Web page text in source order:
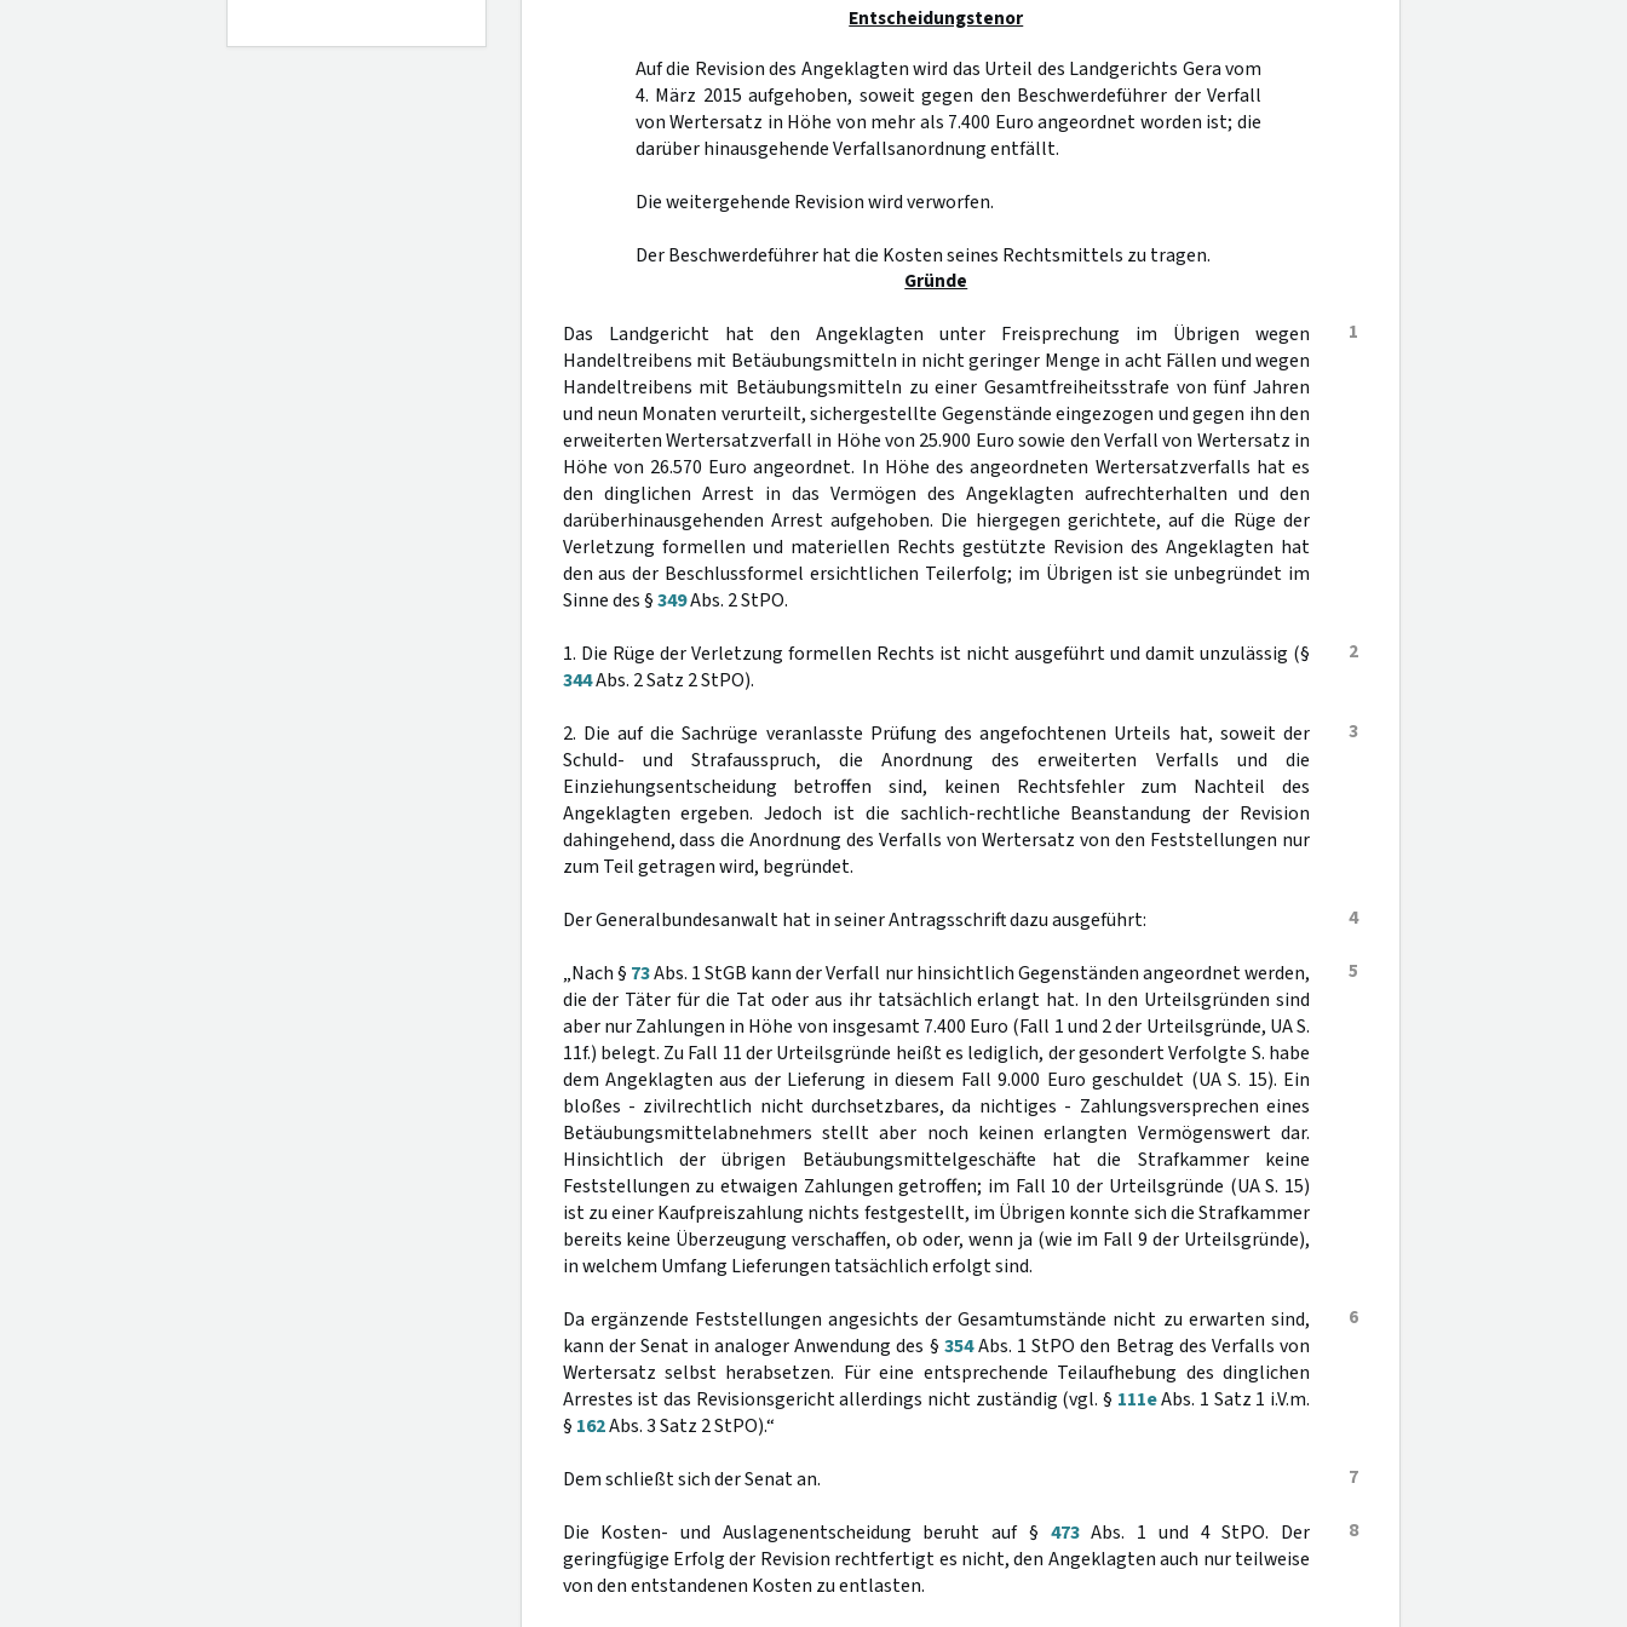
Entscheidungstenor
Auf die Revision des Angeklagten wird das Urteil des Landgerichts Gera vom
4. März 2015 aufgehoben, soweit gegen den Beschwerdeführer der Verfall
von Wertersatz in Höhe von mehr als 7.400 Euro angeordnet worden ist; die
darüber hinausgehende Verfallsanordnung entfällt.
Die weitergehende Revision wird verworfen.
Der Beschwerdeführer hat die Kosten seines Rechtsmittels zu tragen.
Gründe
1
Das Landgericht hat den Angeklagten unter Freisprechung im Übrigen wegen
Handeltreibens mit Betäubungsmitteln in nicht geringer Menge in acht Fällen und wegen
Handeltreibens mit Betäubungsmitteln zu einer Gesamtfreiheitsstrafe von fünf Jahren
und neun Monaten verurteilt, sichergestellte Gegenstände eingezogen und gegen ihn den
erweiterten Wertersatzverfall in Höhe von 25.900 Euro sowie den Verfall von Wertersatz in
Höhe von 26.570 Euro angeordnet. In Höhe des angeordneten Wertersatzverfalls hat es
den dinglichen Arrest in das Vermögen des Angeklagten aufrechterhalten und den
darüberhinausgehenden Arrest aufgehoben. Die hiergegen gerichtete, auf die Rüge der
Verletzung formellen und materiellen Rechts gestützte Revision des Angeklagten hat
den aus der Beschlussformel ersichtlichen Teilerfolg; im Übrigen ist sie unbegründet im
Sinne des §349Abs. 2 StPO.
2
1. Die Rüge der Verletzung formellen Rechts ist nicht ausgeführt und damit unzulässig (§
344Abs. 2 Satz 2 StPO).
3
2. Die auf die Sachrüge veranlasste Prüfung des angefochtenen Urteils hat, soweit der
Schuld- und Strafausspruch, die Anordnung des erweiterten Verfalls und die
Einziehungsentscheidung betroffen sind, keinen Rechtsfehler zum Nachteil des
Angeklagten ergeben. Jedoch ist die sachlich-rechtliche Beanstandung der Revision
dahingehend, dass die Anordnung des Verfalls von Wertersatz von den Feststellungen nur
zum Teil getragen wird, begründet.
4
Der Generalbundesanwalt hat in seiner Antragsschrift dazu ausgeführt:
5
„Nach § 73Abs. 1 StGB kann der Verfall nur hinsichtlich Gegenständen angeordnet werden,
die der Täter für die Tat oder aus ihr tatsächlich erlangt hat. In den Urteilsgründen sind
aber nur Zahlungen in Höhe von insgesamt 7.400 Euro (Fall 1 und 2 der Urteilsgründe, UA S.
11f.) belegt. Zu Fall 11 der Urteilsgründe heißt es lediglich, der gesondert Verfolgte S. habe
dem Angeklagten aus der Lieferung in diesem Fall 9.000 Euro geschuldet (UA S. 15). Ein
bloßes - zivilrechtlich nicht durchsetzbares, da nichtiges - Zahlungsversprechen eines
Betäubungsmittelabnehmers stellt aber noch keinen erlangten Vermögenswert dar.
Hinsichtlich der übrigen Betäubungsmittelgeschäfte hat die Strafkammer keine
Feststellungen zu etwaigen Zahlungen getroffen; im Fall 10 der Urteilsgründe (UA S. 15)
ist zu einer Kaufpreiszahlung nichts festgestellt, im Übrigen konnte sich die Strafkammer
bereits keine Überzeugung verschaffen, ob oder, wenn ja (wie im Fall 9 der Urteilsgründe),
in welchem Umfang Lieferungen tatsächlich erfolgt sind.
6
Da ergänzende Feststellungen angesichts der Gesamtumstände nicht zu erwarten sind,
kann der Senat in analoger Anwendung des § 354Abs. 1 StPO den Betrag des Verfalls von
Wertersatz selbst herabsetzen. Für eine entsprechende Teilaufhebung des dinglichen
Arrestes ist das Revisionsgericht allerdings nicht zuständig (vgl. § 111eAbs. 1 Satz 1 i.V.m.
§ 162Abs. 3 Satz 2 StPO).“
7
Dem schließt sich der Senat an.
8
Die Kosten- und Auslagenentscheidung beruht auf § 473Abs. 1 und 4 StPO. Der
geringfügige Erfolg der Revision rechtfertigt es nicht, den Angeklagten auch nur teilweise
von den entstandenen Kosten zu entlasten.